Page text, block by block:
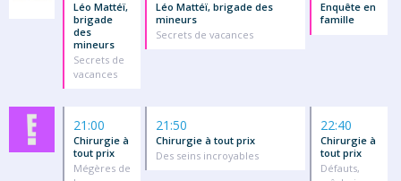
Léo Mattéï,
brigade
des
mineurs
Secrets de
vacances
Léo Mattéï, brigade des
mineurs
Secrets de vacances
Enquête en
famille
21:00
Chirurgie à
tout prix
Mégères de
21:50
Chirurgie à tout prix
Des seins incroyables
22:40
Chirurgie à
tout prix
Défauts,